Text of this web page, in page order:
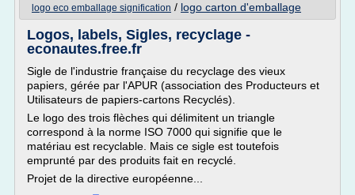
logo eco emballage signification / logo carton d'emballage
Logos, labels, Sigles, recyclage -
econautes.free.fr
Sigle de l'industrie française du recyclage des vieux
papiers, gérée par l'APUR (association des Producteurs et
Utilisateurs de papiers-cartons Recyclés).
Le logo des trois flèches qui délimitent un triangle
correspond à la norme ISO 7000 qui signifie que le
matériau est recyclable. Mais ce sigle est toutefois
emprunté par des produits fait en recyclé.
Projet de la directive européenne...